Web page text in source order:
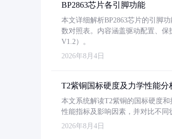
BP2863芯片各引脚功能
本文详细解析BP2863芯片的引脚
数对照表。内容涵盖驱动配置、
V1.2）。
2026年8月4日
T2紫铜国标硬度及力学性能分
本文系统解读T2紫铜的国标硬度
性能指标及影响因素，并对比不同
2026年8月4日